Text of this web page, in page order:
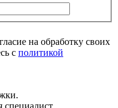
на обработку своих
с политикой
специалист